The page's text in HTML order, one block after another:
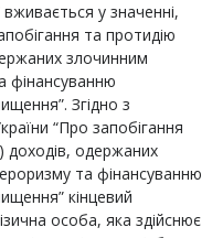
у значенні,
та протидію
злочинним
фінансуванню
Згідно з
“Про запобігання
доходів, одержаних
та фінансуванню
кінцевий
особа, яка здійснює